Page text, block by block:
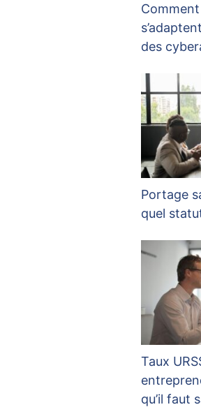
des
Portage
quel
Taux
qu’il faut